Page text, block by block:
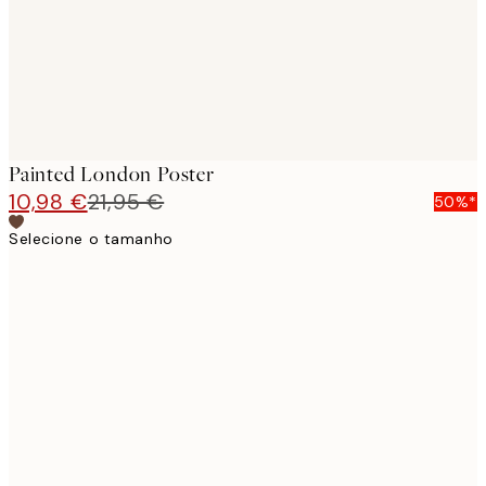
Painted London Poster
10,98 €21,95 €
50%*
Selecione o tamanho